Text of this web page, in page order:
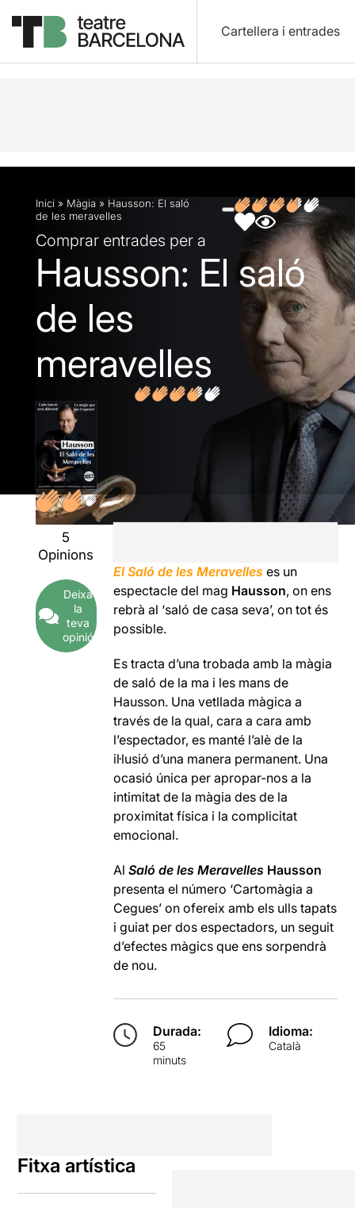
Cartellera i entrades
Descripció Fitxa artística Fotos i vídeos
Inici » Màgia » Hausson: El saló
de les meravelles
Comprar entrades per a
Hausson: El saló
de les
meravelles
5
Opinions
Deixa
la
teva
opinió
El Saló de les Meravelles es un
espectacle del mag Hausson, on ens
rebrà al ‘saló de casa seva’, on tot és
possible.
Es tracta d’una trobada amb la màgia
de saló de la ma i les mans de
Hausson. Una vetllada màgica a
través de la qual, cara a cara amb
l’espectador, es manté l’alè de la
il·lusió d’una manera permanent. Una
ocasió única per apropar-nos a la
intimitat de la màgia des de la
proximitat física i la complicitat
emocional.
AlSaló de les Meravelles Hausson
presenta el número ‘Cartomàgia a
Cegues’ on ofereix amb els ulls tapats
i guiat per dos espectadors, un seguit
d’efectes màgics que ens sorpendrà
de nou.
Durada:
65
minuts
Idioma:
Català
Fitxa artística